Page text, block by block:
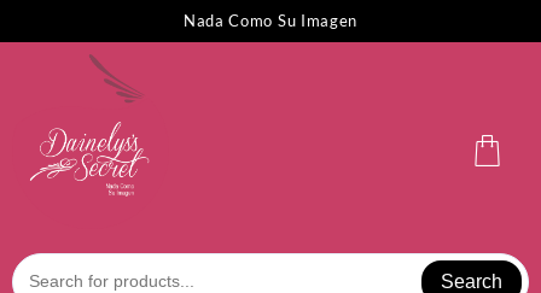
Nada Como Su Imagen
Search